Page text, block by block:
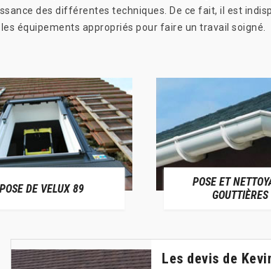
des différentes techniques. De ce fait, il est
équipements appropriés pour faire un travail soigné.
POSE DE VELUX 89
POSE ET
Les devis de